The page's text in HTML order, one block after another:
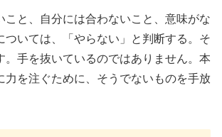
こと、自分には合わないこと、意味がな
ついては、「やらない」と判断する。そ
。手を抜いているのではありません。本
力を注ぐために、そうでないものを手放